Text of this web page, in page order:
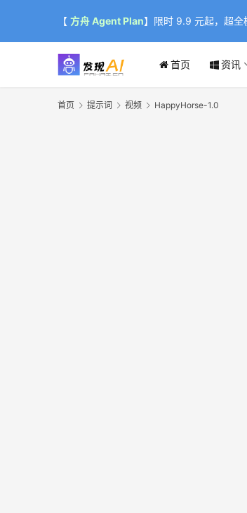
【 方舟 Agent Plan】限时 9.9 元起，超
首页 资讯
首页 提示词 视频 HappyHorse-1.0